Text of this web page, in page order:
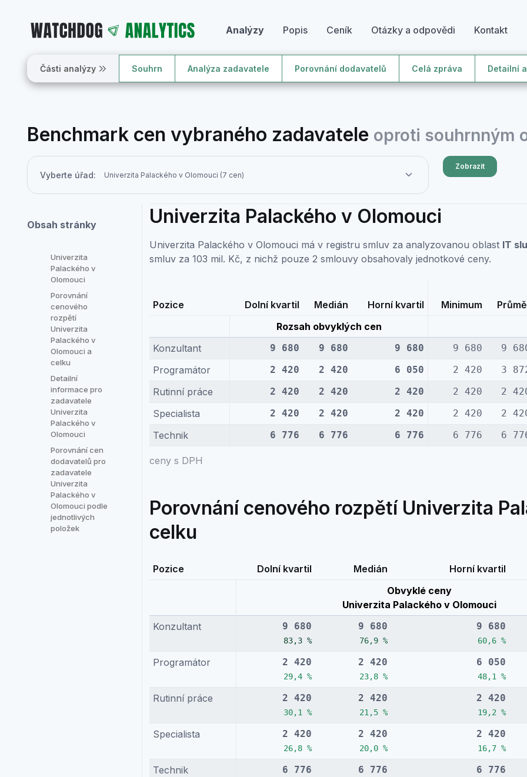
Analýzy Popis Ceník Otázky a odpovědi Kontakt
Části analýzy Souhrn Analýza zadavatele Porovnání dodavatelů Celá zpráva Detailní
Benchmark cen vybraného zadavatele oproti souhrnným
Vyberte úřad:
Zobrazit
Obsah stránky
Univerzita
Palackého v
Olomouci
Porovnání
cenového
rozpětí
Univerzita
Palackého v
Olomouci a
celku
Detailní
informace pro
zadavatele
Univerzita
Palackého v
Olomouci
Porovnání cen
dodavatelů pro
zadavatele
Univerzita
Palackého v
Olomouci podle
jednotlivých
položek
Univerzita Palackého v Olomouci
Univerzita Palackého v Olomouci má v registru smluv za analyzovanou oblast IT
smluv za 103 mil. Kč, z nichž pouze 2 smlouvy obsahovaly jednotkové ceny.
ceny s DPH
Pozice Dolní kvartil Medián Horní kvartil Minimum
Rozsah obvyklých cen
Konzultant
9 680 9 680 9 680 9 680 9
Programátor 2 420 2 420 6 050 2 420 3
Rutinní práce 2 420 2 420 2 420 2 420 2
Specialista 2 420 2 420 2 420 2 420 2
Technik 6 776 6 776 6 776 6 776 6
Porovnání cenového rozpětí Univerzita
celku
Pozice Dolní kvartil Medián Horní kvartil
Obvyklé ceny
Univerzita Palackého v Olomouci
Konzultant
9 680
83,3 %
9 680
76,9 %
9 680
60,6 %
Programátor 2 420
29,4 %
2 420
23,8 %
6 050
48,1 %
Rutinní práce 2 420
30,1 %
2 420
21,5 %
2 420
19,2 %
Specialista 2 420
26,8 %
2 420
20,0 %
2 420
16,7 %
Technik 6 776 6 776 6 776